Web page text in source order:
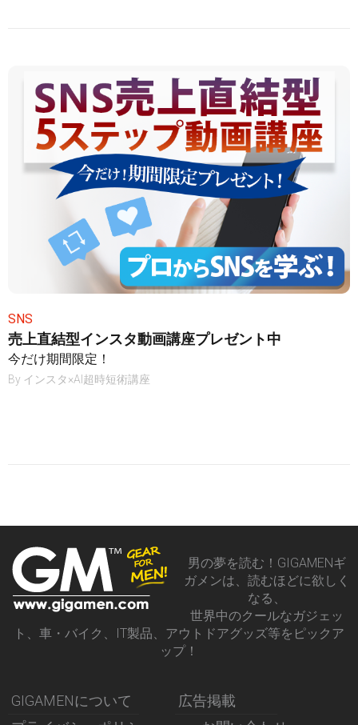
SNS
売上直結型インスタ動画講座プレゼント中
今だけ期間限定！
By インスタ×AI超時短術講座
男の夢を読む！GIGAMENギ
ガメンは、読むほどに欲しく
なる、
世界中のクールなガジェッ
ト、車・バイク、IT製品、アウトドアグッズ等をピックア
ップ！
GIGAMENについて
広告掲載